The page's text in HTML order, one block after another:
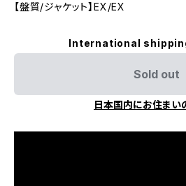
【盤質/ジャケット】EX/EX
International
Sold out
日本国内にお住まい